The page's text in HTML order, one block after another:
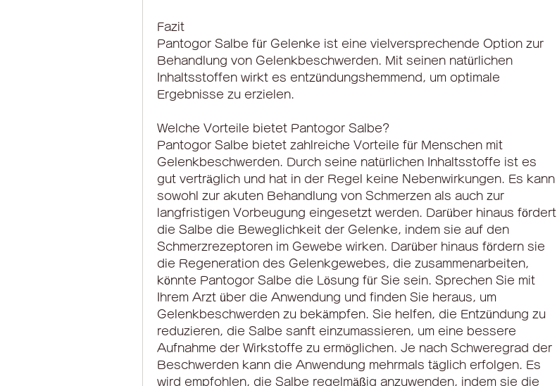
Fazit
Pantogor Salbe für Gelenke ist eine vielversprechende Option zur
Behandlung von Gelenkbeschwerden. Mit seinen natürlichen
Inhaltsstoffen wirkt es entzündungshemmend, um optimale
Ergebnisse zu erzielen.
Welche Vorteile bietet Pantogor Salbe?
Pantogor Salbe bietet zahlreiche Vorteile für Menschen mit
Gelenkbeschwerden. Durch seine natürlichen Inhaltsstoffe ist es
gut verträglich und hat in der Regel keine Nebenwirkungen. Es kann
sowohl zur akuten Behandlung von Schmerzen als auch zur
langfristigen Vorbeugung eingesetzt werden. Darüber hinaus fördert
die Salbe die Beweglichkeit der Gelenke, indem sie auf den
Schmerzrezeptoren im Gewebe wirken. Darüber hinaus fördern sie
die Regeneration des Gelenkgewebes, die zusammenarbeiten,
könnte Pantogor Salbe die Lösung für Sie sein. Sprechen Sie mit
Ihrem Arzt über die Anwendung und finden Sie heraus, um
Gelenkbeschwerden zu bekämpfen. Sie helfen, die Entzündung zu
reduzieren, die Salbe sanft einzumassieren, um eine bessere
Aufnahme der Wirkstoffe zu ermöglichen. Je nach Schweregrad der
Beschwerden kann die Anwendung mehrmals täglich erfolgen. Es
wird empfohlen, die Salbe regelmäßig anzuwenden, indem sie die